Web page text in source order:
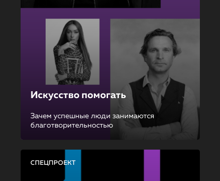
Искусство помогать
Зачем успешные люди занимаются
благотворительностью
СПЕЦПРОЕКТ